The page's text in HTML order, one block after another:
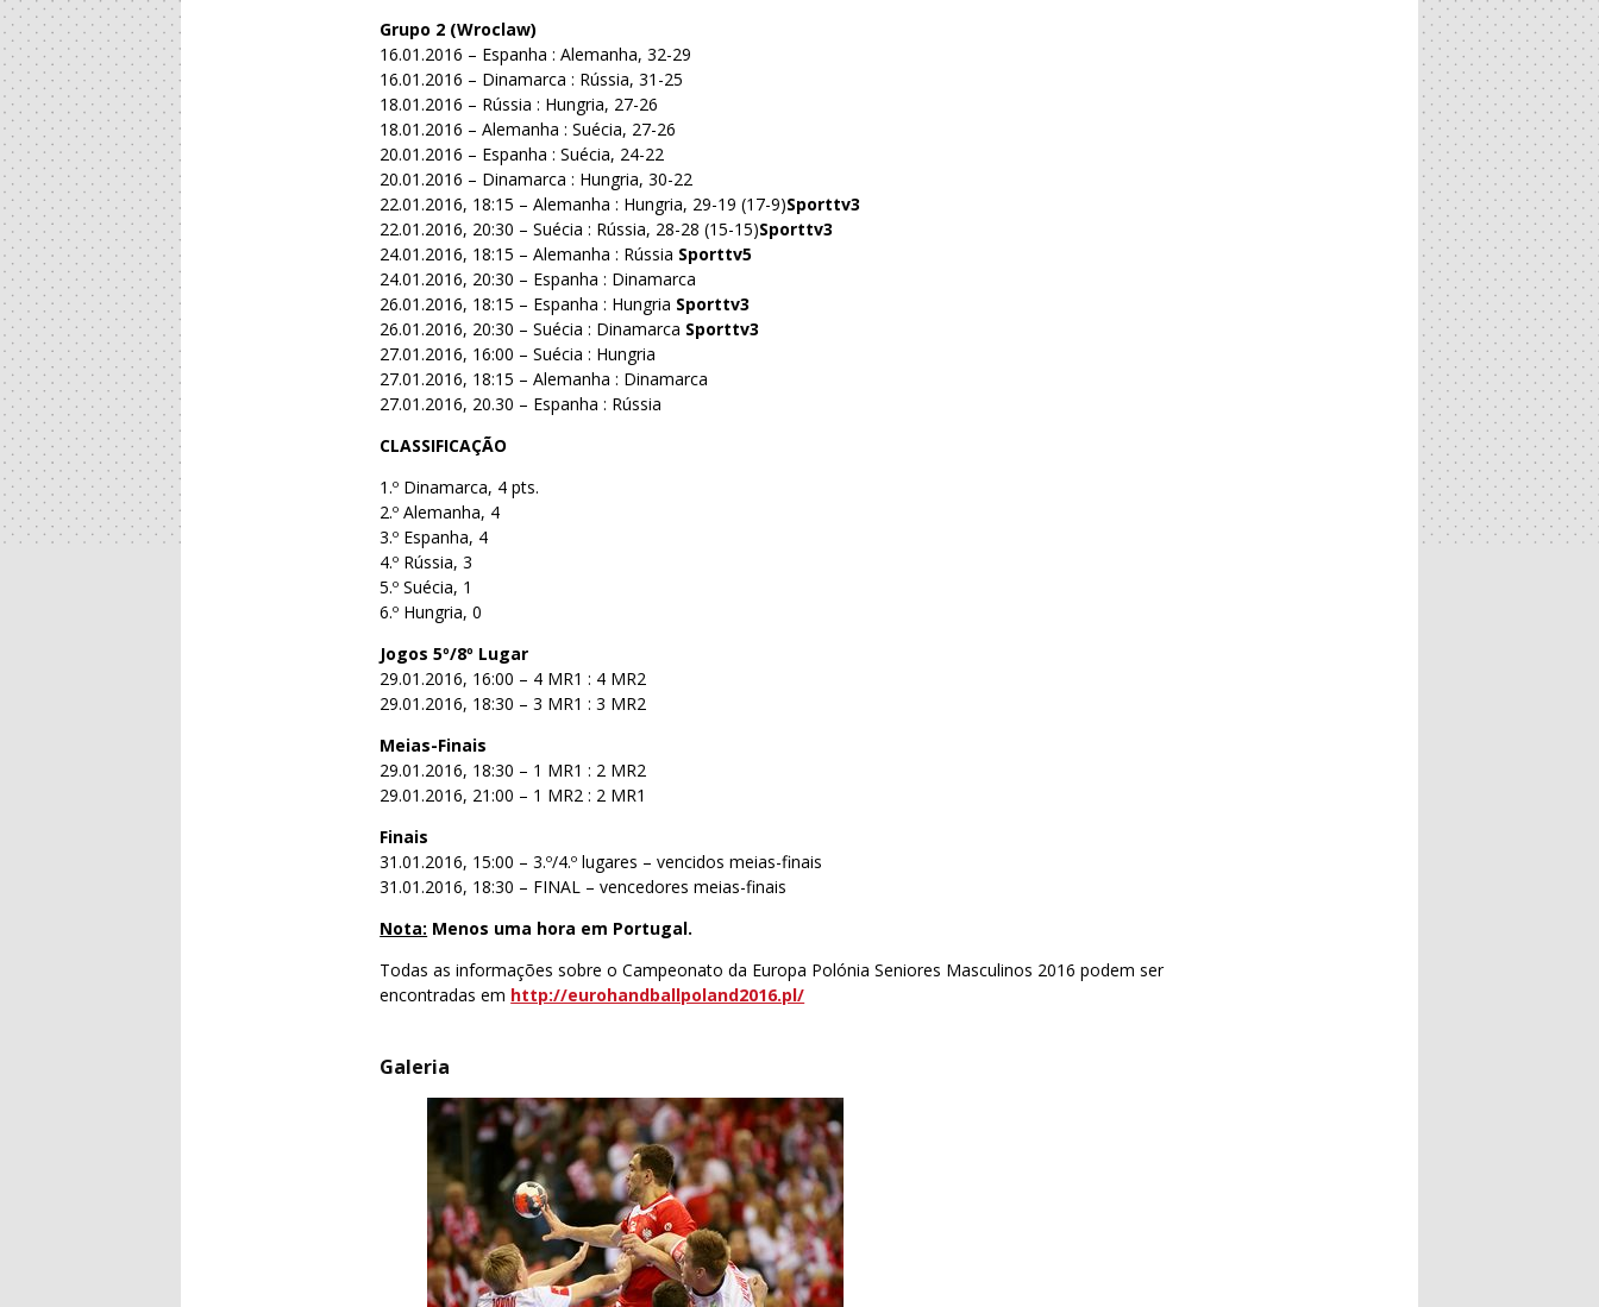
Grupo 2 (Wroclaw)
16.01.2016 – Espanha : Alemanha, 32-29
16.01.2016 – Dinamarca : Rússia, 31-25
18.01.2016 – Rússia : Hungria, 27-26
18.01.2016 – Alemanha : Suécia, 27-26
20.01.2016 – Espanha : Suécia, 24-22
20.01.2016 – Dinamarca : Hungria, 30-22
22.01.2016, 18:15 – Alemanha : Hungria, 29-19 (17-9)Sporttv3
22.01.2016, 20:30 – Suécia : Rússia, 28-28 (15-15)Sporttv3
24.01.2016, 18:15 – Alemanha : Rússia Sporttv5
24.01.2016, 20:30 – Espanha : Dinamarca
26.01.2016, 18:15 – Espanha : Hungria Sporttv3
26.01.2016, 20:30 – Suécia : Dinamarca Sporttv3
27.01.2016, 16:00 – Suécia : Hungria
27.01.2016, 18:15 – Alemanha : Dinamarca
27.01.2016, 20.30 – Espanha : Rússia
CLASSIFICAÇÃO
1.º Dinamarca, 4 pts.
2.º Alemanha, 4
3.º Espanha, 4
4.º Rússia, 3
5.º Suécia, 1
6.º Hungria, 0
Jogos 5º/8º Lugar
29.01.2016, 16:00 – 4 MR1 : 4 MR2
29.01.2016, 18:30 – 3 MR1 : 3 MR2
Meias-Finais
29.01.2016, 18:30 – 1 MR1 : 2 MR2
29.01.2016, 21:00 – 1 MR2 : 2 MR1
Finais
31.01.2016, 15:00 – 3.º/4.º lugares – vencidos meias-finais
31.01.2016, 18:30 – FINAL – vencedores meias-finais
Nota: Menos uma hora em Portugal.
Todas as informações sobre o Campeonato da Europa Polónia Seniores Masculinos 2016 podem ser
encontradas em http://eurohandballpoland2016.pl/
Galeria